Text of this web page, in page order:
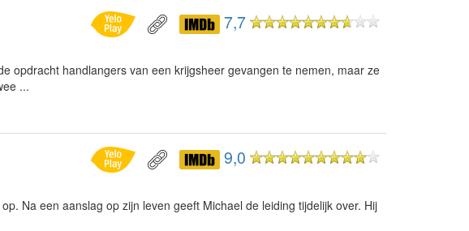
7,7
opdracht handlangers van een krijgsheer gevangen te nemen, maar ze
...
9,0
Na een aanslag op zijn leven geeft Michael de leiding tijdelijk over. Hij